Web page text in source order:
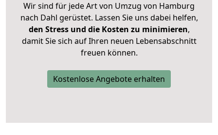
Wir sind für jede Art von Umzug von Hamburg
nach Dahl gerüstet. Lassen Sie uns dabei helfen,
den Stress und die Kosten zu minimieren,
damit Sie sich auf Ihren neuen Lebensabschnitt
freuen können.
Kostenlose Angebote erhalten